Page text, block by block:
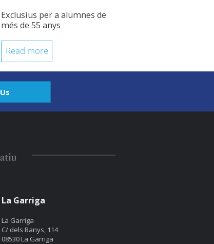
Exclusius per a alumnes de
més de 55 anys
Read more
Us
La Garriga
La Garriga
C/ dels Banys, 114
08530 La Garriga